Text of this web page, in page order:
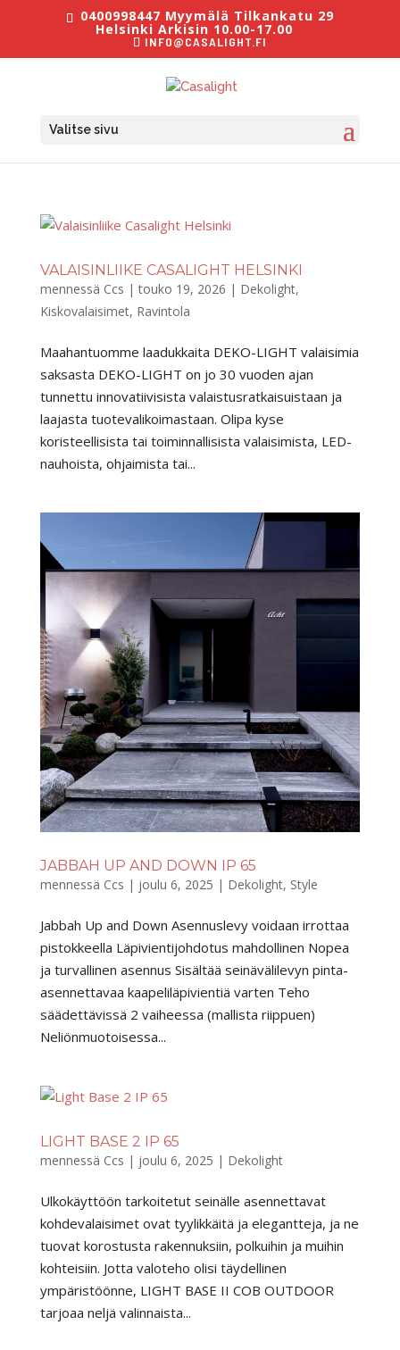
0400998447 Myymälä Tilkankatu 29
Helsinki Arkisin 10.00-17.00
INFO@CASALIGHT.FI
Valitse sivu
VALAISINLIIKE CASALIGHT HELSINKI
mennessä Ccs |touko 19, 2026 | Dekolight,
Kiskovalaisimet, Ravintola
Maahantuomme laadukkaita DEKO-LIGHT valaisimia
saksasta DEKO-LIGHT on jo 30 vuoden ajan
tunnettu innovatiivisista valaistusratkaisuistaan ja
laajasta tuotevalikoimastaan. Olipa kyse
koristeellisista tai toiminnallisista valaisimista, LED-
nauhoista, ohjaimista tai...
JABBAH UP AND DOWN IP 65
mennessä Ccs | joulu 6, 2025 | Dekolight, Style
Jabbah Up and Down Asennuslevy voidaan irrottaa
pistokkeella Läpivientijohdotus mahdollinen Nopea
ja turvallinen asennus Sisältää seinävälilevyn pinta-
asennettavaa kaapeliläpivientiä varten Teho
säädettävissä 2 vaiheessa (mallista riippuen)
Neliönmuotoisessa...
LIGHT BASE 2 IP 65
mennessä Ccs | joulu 6, 2025 | Dekolight
Ulkokäyttöön tarkoitetut seinälle asennettavat
kohdevalaisimet ovat tyylikkäitä ja elegantteja, ja ne
tuovat korostusta rakennuksiin, polkuihin ja muihin
kohteisiin. Jotta valoteho olisi täydellinen
ympäristöönne, LIGHT BASE II COB OUTDOOR
tarjoaa neljä valinnaista...